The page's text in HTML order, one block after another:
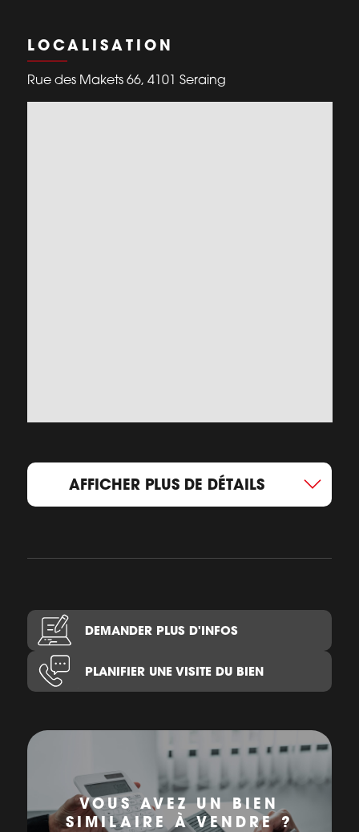
LOCALISATION
Rue des Makets 66, 4101 Seraing
AFFICHER PLUS DE DÉTAILS
DEMANDER PLUS D'INFOS
PLANIFIER UNE VISITE DU BIEN
VOUS AVEZ UN BIEN
SIMILAIRE À VENDRE ?